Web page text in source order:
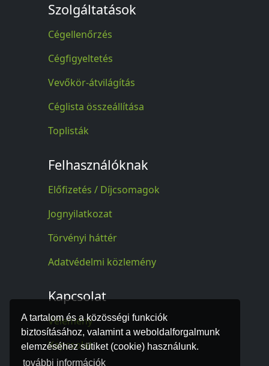
A tartalom és a közösségi funkciók
biztosításához, valamint a weboldalforgalmunk
elemzéséhez sütiket (cookie) használunk.
további információk
Szolgáltatások
Cégellenőrzés
Cégfigyeltetés
Vevőkör-átvilágítás
Céglista összeállítása
Toplisták
Felhasználóknak
Előfizetés / Díjcsomagok
Jognyilatkozat
Törvényi háttér
Adatvédelmi közlemény
Kapcsolat
Vélemény
Kapcsolat